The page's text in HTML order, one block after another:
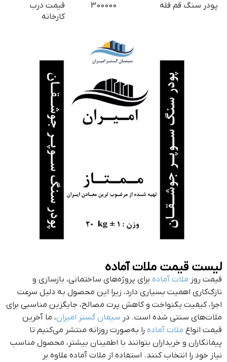
پودر سنگ قم فله
300000
قیمت درب
کارخانه
لیست قیمت ملات آماده
قیمت روز ملات آماده برای پروژه‌های ساختمانی، بازسازی و
نازک‌کاری اهمیت بسیاری دارد، زیرا این محصول به دلیل سرعت
اجرا، کیفیت یکنواخت و کاهش پرت مصالح، جایگزین مناسبی برای
ملات‌های سنتی شده است. در سیمان گستر امیران، ما آخرین
قیمت انواع ملات آماده را به‌صورت روزانه منتشر می‌کنیم تا
پیمانکاران و خریداران بتوانند با اطمینان بیشتر، محصول مناسب
نیاز خود را انتخاب کنند. استفاده از ملات آماده علاوه بر